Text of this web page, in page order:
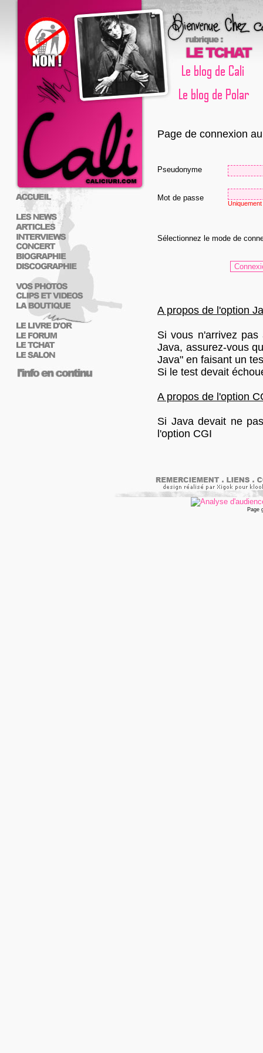
Page de connexion
Pseudonyme
Mot de passe
Sélectionnez le mode de
A propos de l'option
Si vous n'arrivez
Java, assurez-vous
Java" en faisant un
Si le test devait
A propos de l'option
Si Java devait ne
l'option CGI
Page